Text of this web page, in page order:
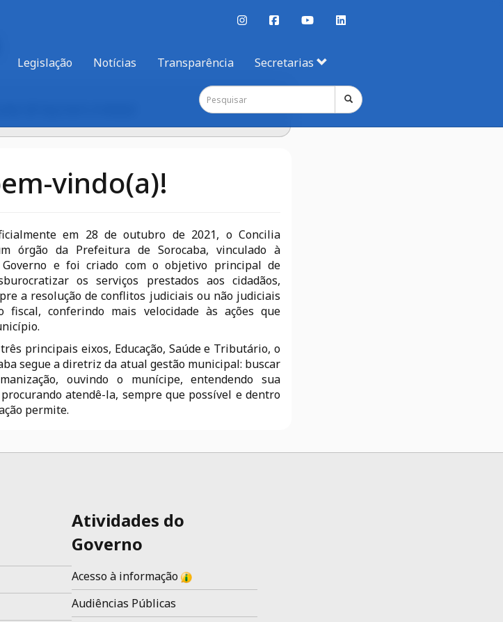
Legislação Notícias Transparência Secretarias
vindo(a)!
em 28 de outubro de 2021, o Concilia
órgão da Prefeitura de Sorocaba, vinculado à
Governo e foi criado com o objetivo principal de
os serviços prestados aos cidadãos,
a resolução de conflitos judiciais ou não judiciais
fiscal, conferindo mais velocidade às ações que
principais eixos, Educação, Saúde e Tributário, o
segue a diretriz da atual gestão municipal: buscar
ouvindo o munícipe, entendendo sua
atendê-la, sempre que possível e dentro
permite.
Atividades do
Governo
Acesso à informação
Audiências Públicas